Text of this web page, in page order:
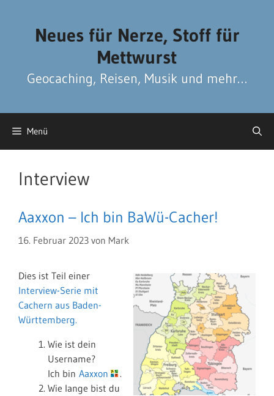
Neues für Nerze, Stoff für
Mettwurst
Geocaching, Reisen, Musik und mehr…
Menü
Interview
Aaxxon – Ich bin BaWü-Cacher!
16. Februar 2023 von Mark
Dies ist Teil einer
Interview-Serie mit
Cachern aus Baden-
Württemberg.
Wie ist dein
Username?
Ich bin Aaxxon
.
Wie lange bist du